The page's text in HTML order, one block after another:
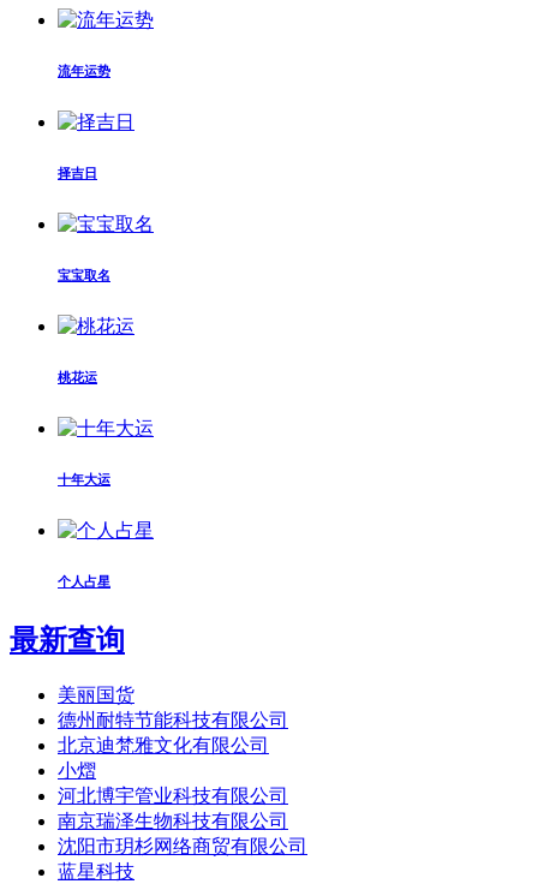
流年运势
择吉日
宝宝取名
桃花运
十年大运
个人占星
最新查询
美丽国货
德州耐特节能科技有限公司
北京迪梵雅文化有限公司
小熠
河北博宇管业科技有限公司
南京瑞泽生物科技有限公司
沈阳市玥杉网络商贸有限公司
蓝星科技